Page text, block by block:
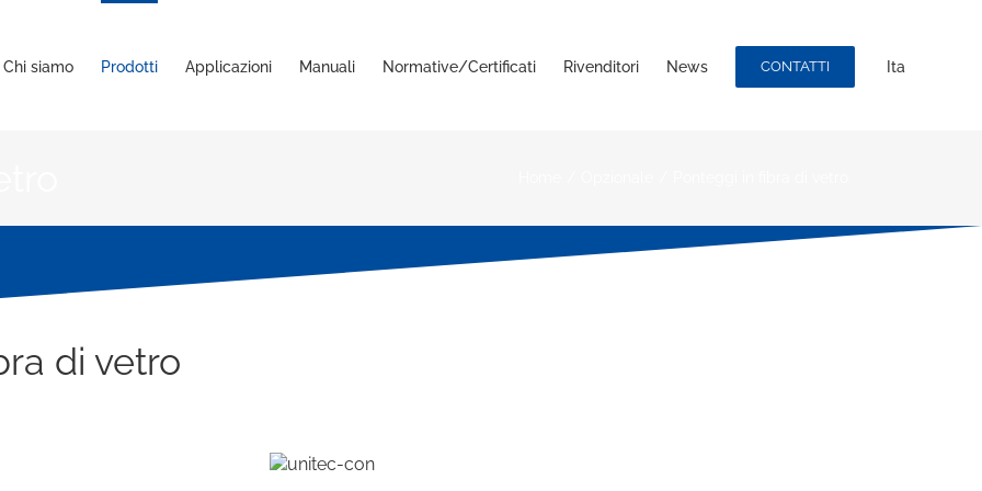
Chi siamo Prodotti Applicazioni Manuali Normative/Certificati Rivenditori News CONTATTI Ita
di vetro